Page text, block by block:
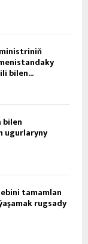
bilen...
bilen
ugurlaryny
tamamlan
rugsady